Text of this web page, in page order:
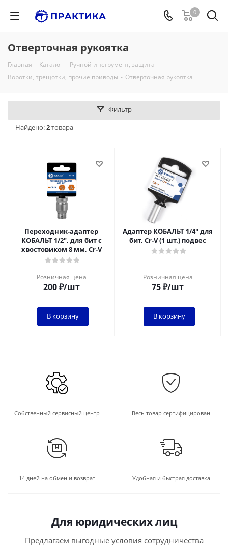
0
Отверточная рукоятка
Главная - Каталог - Ручной инструмент, защита -
Воротки, трещотки, прочие приводы - Отверточная рукоятка
Фильтр
Найдено:2товара
Переходник-адаптер
КОБАЛЬТ 1/2", для бит c
хвостовиком 8 мм, Cr-V
Розничная цена
200₽/шт
В корзину
Адаптер КОБАЛЬТ 1/4" для
бит, Cr-V (1 шт.) подвес
Розничная цена
75₽/шт
В корзину
Собственный сервисный центр Весь товар сертифицирован
14 дней на обмен и возврат Удобная и быстрая доставка
Для юридических лиц
Предлагаем выгодные условия сотрудничества